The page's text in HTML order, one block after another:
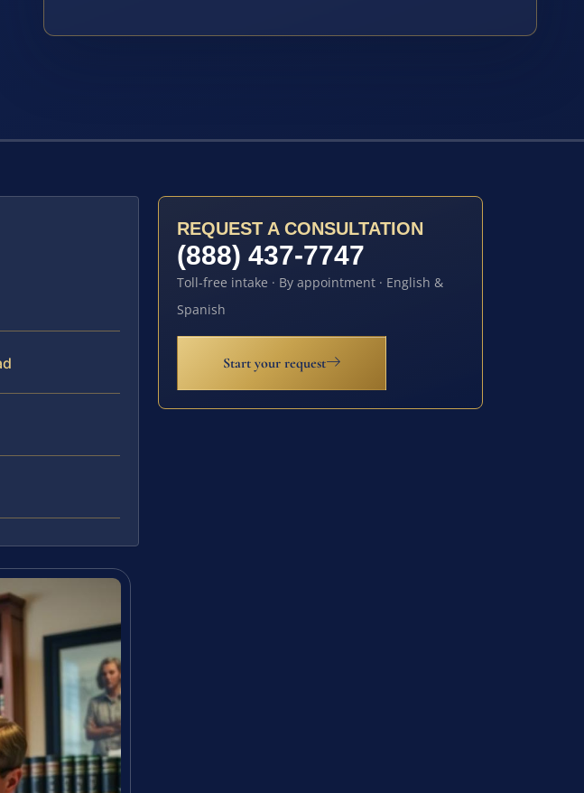
REQUEST A CONSULTATION
(888) 437-7747
Toll-free intake · By appointment · English &
Spanish
Start your request